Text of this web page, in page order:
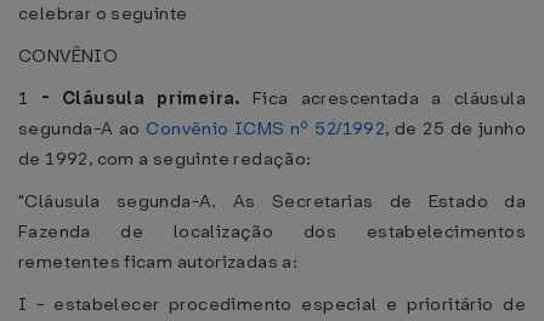
celebrar o seguinte
CONVÊNIO
1 - Cláusula primeira. Fica acrescentada a cláusula
segunda-A ao Convênio ICMS nº 52/1992, de 25 de junho
de 1992, com a seguinte redação:
"Cláusula segunda-A. As Secretarias de Estado da
Fazenda de localização dos estabelecimentos
remetentes ficam autorizadas a:
I - estabelecer procedimento especial e prioritário de